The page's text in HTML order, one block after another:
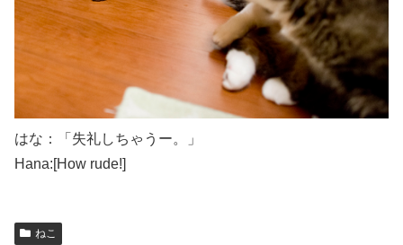
はな：「失礼しちゃうー。」
Hana:[How rude!]
ねこ